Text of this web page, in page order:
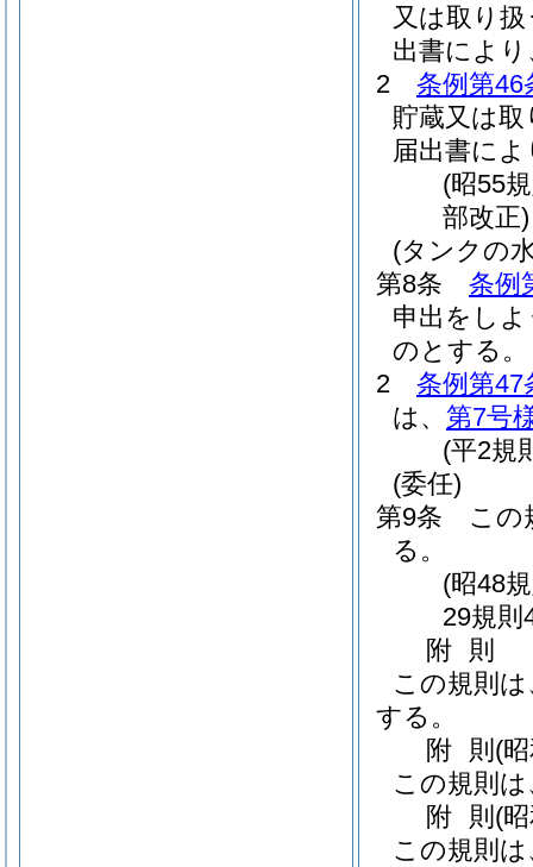
又は取り
出書によ
2
条例第46
貯蔵又は
届出書に
(昭55
部改正)
(タンクの
第8条
条例
申出をし
のとする。
2
条例第47
は、 第7号
(平2規
(委任)
第9条
この
る。
(昭48
29規則
附 則
この規則
する。
附 則 (
この規則
附 則 (
この規則